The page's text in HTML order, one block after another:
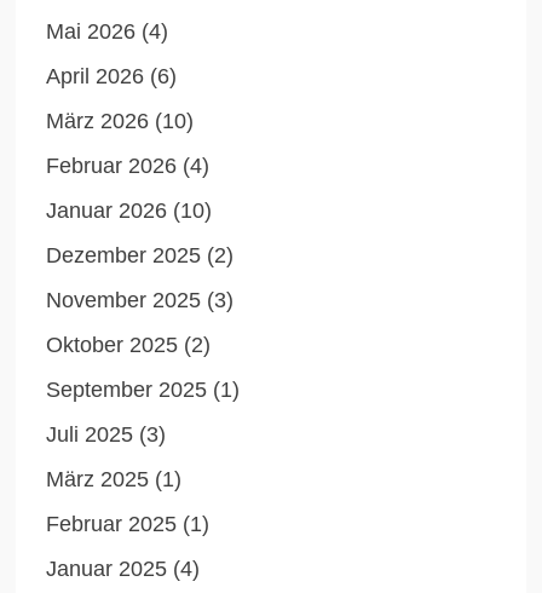
Mai 2026 (4)
April 2026 (6)
März 2026 (10)
Februar 2026 (4)
Januar 2026 (10)
Dezember 2025 (2)
November 2025 (3)
Oktober 2025 (2)
September 2025 (1)
Juli 2025 (3)
März 2025 (1)
Februar 2025 (1)
Januar 2025 (4)